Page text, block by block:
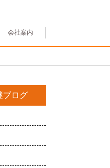
会社案内
ブログ